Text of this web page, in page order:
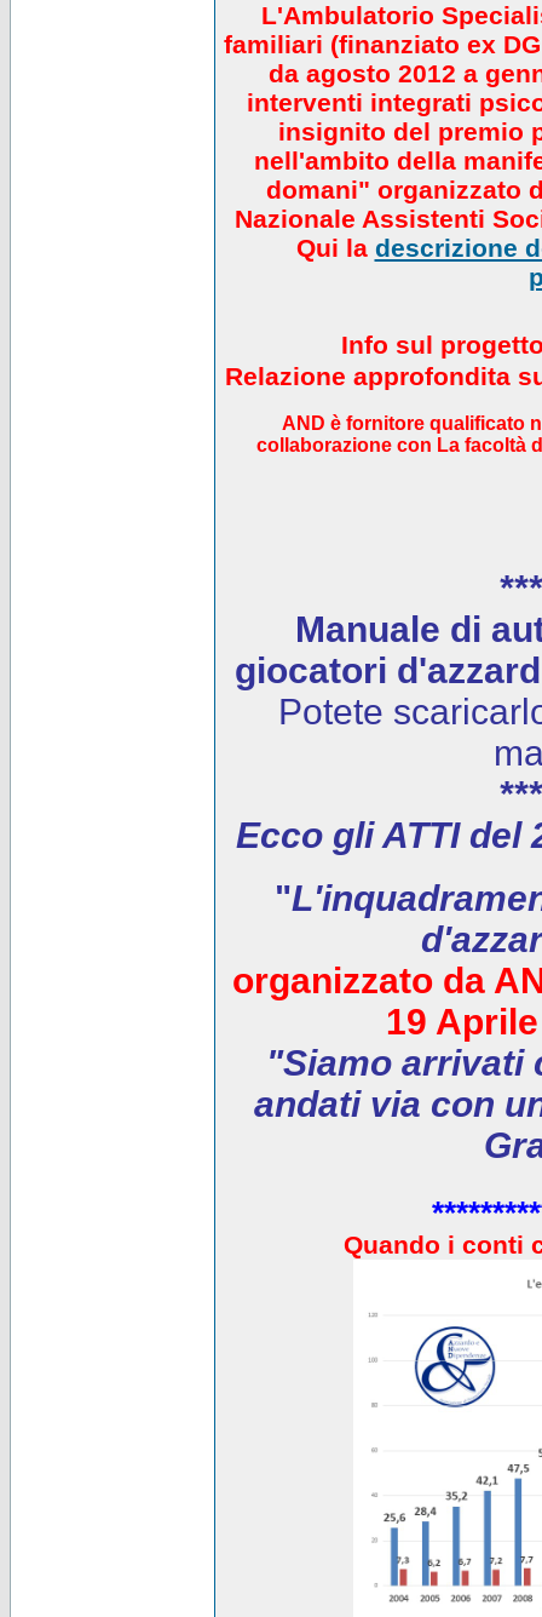
L'Ambulatorio
familiari (finanziato ex
da agosto 2012 a
interventi integrati
insignito del premio
nell'ambito della
domani" organizzato
Nazionale Assistenti
Qui la descrizione
Info sul
Relazione approfondita
AND è fornitore qualificato
collaborazione con La facoltà
Manuale di
giocatori
Potete
Ecco gli ATTI del
"
organizzato da
19
"Siamo arrivati
andati via con
Quando i conti